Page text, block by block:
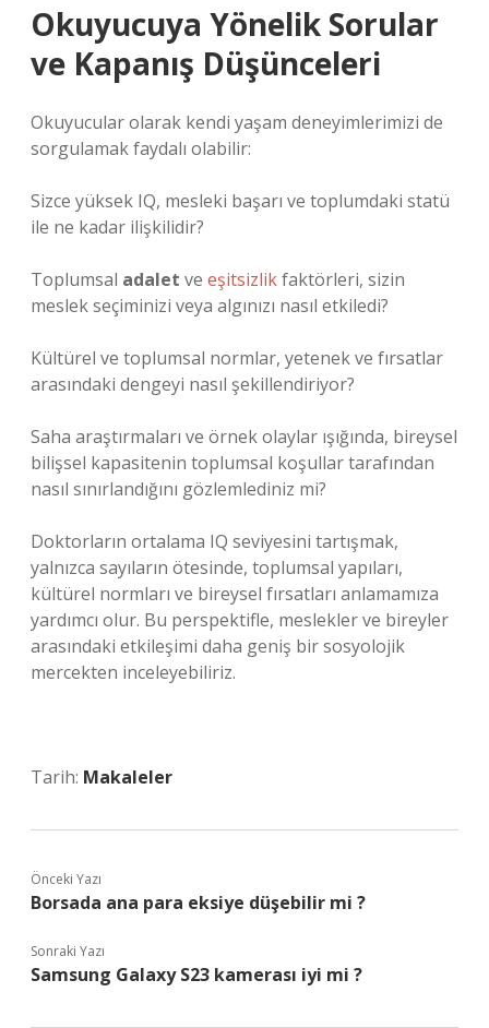
Okuyucuya Yönelik Sorular
ve Kapanış Düşünceleri
Okuyucular olarak kendi yaşam deneyimlerimizi de
sorgulamak faydalı olabilir:
Sizce yüksek IQ, mesleki başarı ve toplumdaki statü
ile ne kadar ilişkilidir?
Toplumsal adalet ve eşitsizlikfaktörleri, sizin
meslek seçiminizi veya algınızı nasıl etkiledi?
Kültürel ve toplumsal normlar, yetenek ve fırsatlar
arasındaki dengeyi nasıl şekillendiriyor?
Saha araştırmaları ve örnek olaylar ışığında, bireysel
bilişsel kapasitenin toplumsal koşullar tarafından
nasıl sınırlandığını gözlemlediniz mi?
Doktorların ortalama IQ seviyesini tartışmak,
yalnızca sayıların ötesinde, toplumsal yapıları,
kültürel normları ve bireysel fırsatları anlamamıza
yardımcı olur. Bu perspektifle, meslekler ve bireyler
arasındaki etkileşimi daha geniş bir sosyolojik
mercekten inceleyebiliriz.
Tarih: Makaleler
Önceki Yazı
Borsada ana para eksiye düşebilir mi ?
Sonraki Yazı
Samsung Galaxy S23 kamerası iyi mi ?